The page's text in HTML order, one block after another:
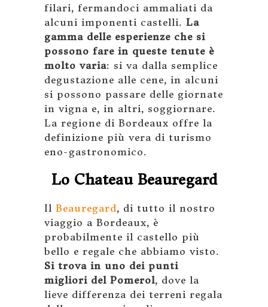
filari, fermandoci ammaliati da
alcuni imponenti castelli. La
gamma delle esperienze che si
possono fare in queste tenute è
molto varia: si va dalla semplice
degustazione alle cene, in alcuni
si possono passare delle giornate
in vigna e, in altri, soggiornare.
La regione di Bordeaux offre la
definizione più vera di turismo
eno-gastronomico.
Lo Chateau Beauregard
Il Beauregard, di tutto il nostro
viaggio a Bordeaux, è
probabilmente il castello più
bello e regale che abbiamo visto.
Si trova in uno dei punti
migliori del Pomerol, dove la
lieve differenza dei terreni regala